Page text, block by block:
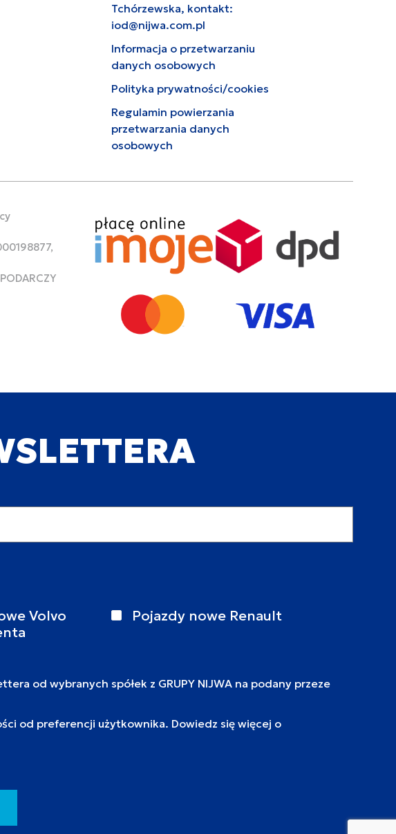
Tchórzewska, kontakt:
iod@nijwa.com.pl
Informacja o przetwarzaniu
danych osobowych
Polityka prywatności/cookies
Regulamin powierzania
przetwarzania danych
osobowych
Volvo
Pojazdy nowe Renault
od wybranych spółek z GRUPY NIJWA na podany przeze
od preferencji użytkownika. Dowiedz się więcej o